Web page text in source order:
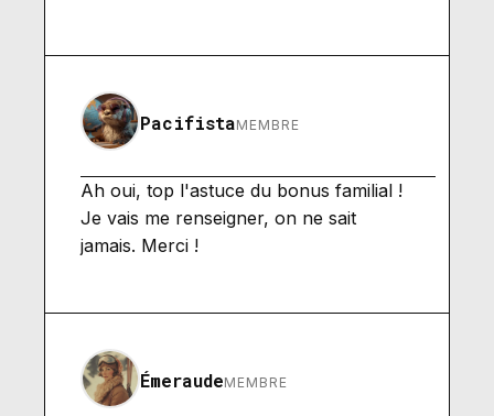
PacifistaMEMBRE
Ah oui, top l'astuce du bonus familial !
Je vais me renseigner, on ne sait
jamais. Merci !
ÉmeraudeMEMBRE